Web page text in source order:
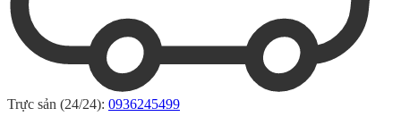
Trực sản (24/24): 0936245499